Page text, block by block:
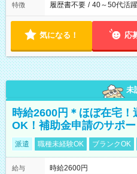
特徴 履歴書不要 / 40～50代活
気になる！ 応
未
時給2600円＊ほぼ在宅
OK！補助金申請のサポ
派遣 職種未経験OK ブランクOK
給与
時給2600円